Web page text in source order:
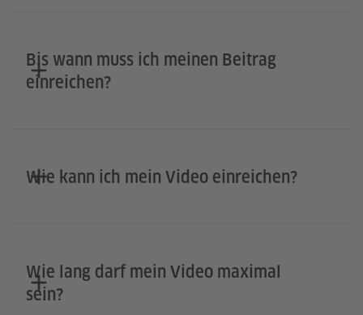
Bis wann muss ich meinen Beitrag
einreichen?
Wie kann ich mein Video einreichen?
Wie lang darf mein Video maximal
sein?